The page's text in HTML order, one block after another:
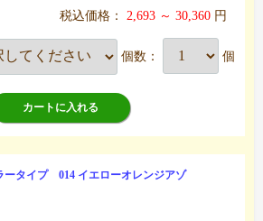
税込価格： 2,693 ～ 30,360 円
個数： 個
カートに入れる
タイプ 014 イエローオレンジアゾ